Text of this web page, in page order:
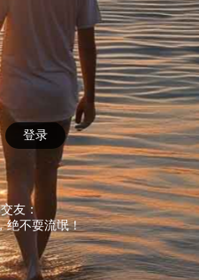
登录
友：
绝不耍流氓！